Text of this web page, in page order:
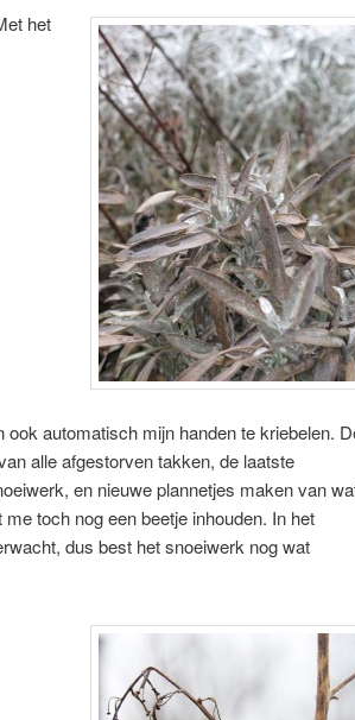
het
automatisch mijn handen te kriebelen.
alle afgestorven takken, de laatste
en nieuwe plannetjes maken van
toch nog een beetje inhouden. In het
dus best het snoeiwerk nog wat